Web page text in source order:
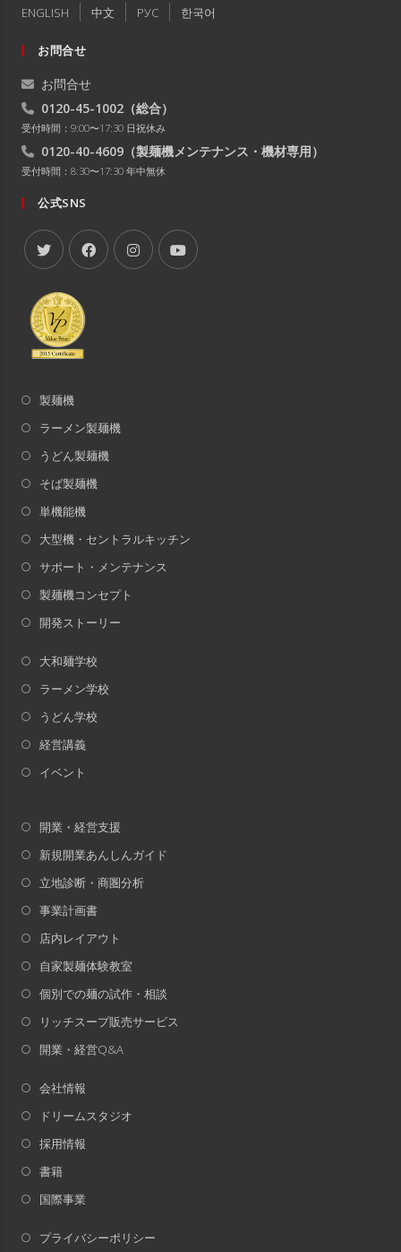
ENGLISH 中文 РУC 한국어
お問合せ
お問合せ
0120-45-1002 （総合）
受付時間：9:00〜17:30 日祝休み
0120-40-4609 （製麺機メンテナンス・機材専用）
受付時間：8:30〜17:30 年中無休
公式SNS
製麺機
ラーメン製麺機
うどん製麺機
そば製麺機
単機能機
大型機・セントラルキッチン
サポート・メンテナンス
製麺機コンセプト
開発ストーリー
大和麺学校
ラーメン学校
うどん学校
経営講義
イベント
開業・経営支援
新規開業あんしんガイド
立地診断・商圏分析
事業計画書
店内レイアウト
自家製麺体験教室
個別での麺の試作・相談
リッチスープ販売サービス
開業・経営Q&A
会社情報
ドリームスタジオ
採用情報
書籍
国際事業
プライバシーポリシー